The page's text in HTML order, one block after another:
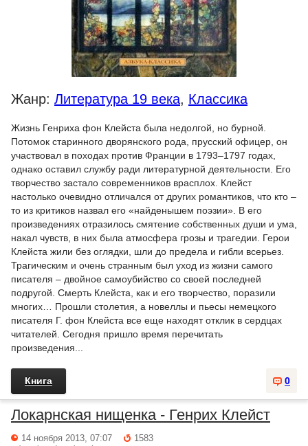
Жанр: Литература 19 века, Классика
Жизнь Генриха фон Клейста была недолгой, но бурной.
Потомок старинного дворянского рода, прусский офицер, он
участвовал в походах против Франции в 1793–1797 годах,
однако оставил службу ради литературной деятельности. Его
творчество застало современников врасплох. Клейст
настолько очевидно отличался от других романтиков, что кто –
то из критиков назвал его «найденышем поэзии». В его
произведениях отразилось смятение собственных души и ума,
накал чувств, в них была атмосфера грозы и трагедии. Герои
Клейста жили без оглядки, шли до предела и гибли всерьез.
Трагическим и очень странным был уход из жизни самого
писателя – двойное самоубийство со своей последней
подругой. Смерть Клейста, как и его творчество, поразили
многих… Прошли столетия, а новеллы и пьесы немецкого
писателя Г. фон Клейста все еще находят отклик в сердцах
читателей. Сегодня пришло время перечитать
произведения...
0
Книга
Локарнская нищенка - Генрих Клейст
14 ноября 2013, 07:07 1583